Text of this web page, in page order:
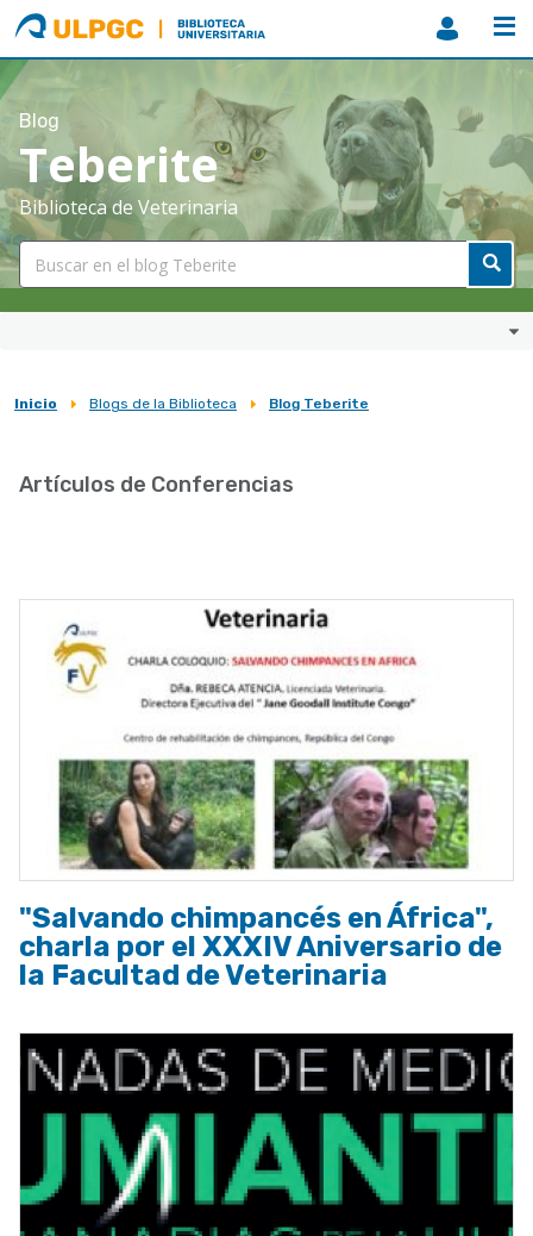
ULPGC
Biblioteca
ULPGC
Blog
Teberite
Biblioteca de Veterinaria
Sobrescribir
de
la
navegación
Inicio Blogs de la Biblioteca Blog Teberite
Artículos de Conferencias
"Salvando chimpancés en África",
charla por el XXXIV Aniversario de
la Facultad de Veterinaria